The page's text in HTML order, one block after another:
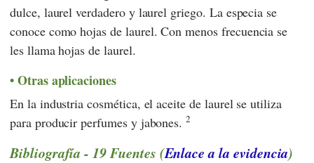
dulce, laurel verdadero y laurel griego. La especia se
conoce como hojas de laurel. Con menos frecuencia se
les llama hojas de laurel.
Otras aplicaciones
En la industria cosmética, el aceite de laurel se utiliza
para producir perfumes y jabones.2
Bibliografía - 19 Fuentes (Enlace a la evidencia)